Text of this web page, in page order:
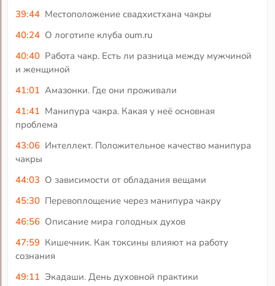
39:44 Местоположение свадхистхана чакры
40:24 О логотипе клуба oum.ru
40:40 Работа чакр. Есть ли разница между мужчиной
и женщиной
41:01 Амазонки. Где они проживали
41:41 Манипура чакра. Какая у неё основная
проблема
43:06 Интеллект. Положительное качество манипура
чакры
44:03 О зависимости от обладания вещами
45:30 Перевоплощение через манипура чакру
46:56 Описание мира голодных духов
47:59 Кишечник. Как токсины влияют на работу
сознания
49:11 Экадаши. День духовной практики